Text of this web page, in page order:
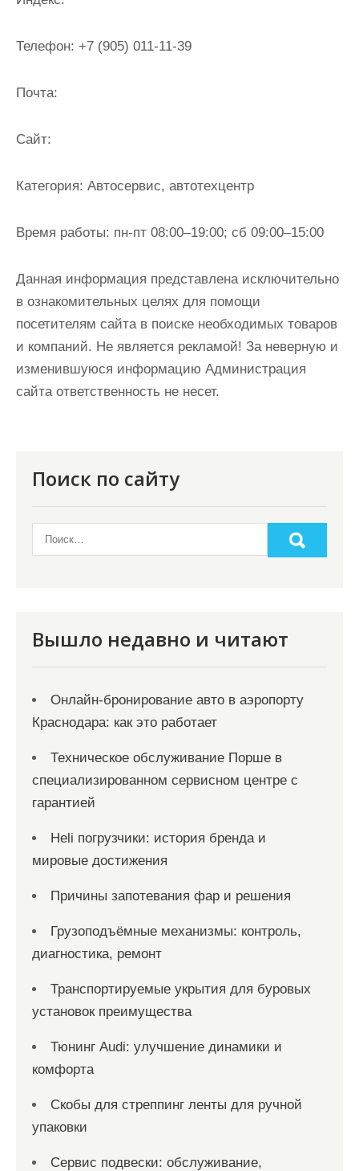
Телефон: +7 (905) 011-11-39
Почта:
Cайт:
Категория: Автосервис, автотехцентр
Время работы: пн-пт 08:00–19:00; сб 09:00–15:00
Данная информация представлена исключительно
в ознакомительных целях для помощи
посетителям сайта в поиске необходимых товаров
и компаний. Не является рекламой! За неверную и
изменившуюся информацию Администрация
сайта ответственность не несет.
Поиск по сайту
Вышло недавно и читают
Онлайн‑бронирование авто в аэропорту
Краснодара: как это работает
Техническое обслуживание Порше в
специализированном сервисном центре с
гарантией
Heli погрузчики: история бренда и
мировые достижения
Причины запотевания фар и решения
Грузоподъёмные механизмы: контроль,
диагностика, ремонт
Транспортируемые укрытия для буровых
установок преимущества
Тюнинг Audi: улучшение динамики и
комфорта
Скобы для стреппинг ленты для ручной
упаковки
Сервис подвески: обслуживание,